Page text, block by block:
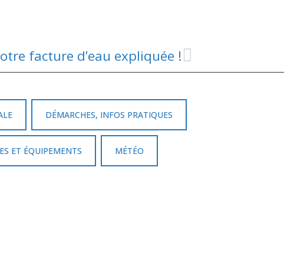
facture d’eau expliquée !
DÉMARCHES, INFOS PRATIQUES
ET ÉQUIPEMENTS MÉTÉO